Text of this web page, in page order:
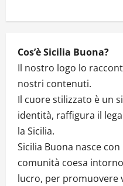
Cos’è Sicilia Buona?
Il nostro logo lo
nostri contenuti.
Il cuore stilizzato è un
identità, raffigura il
la Sicilia.
Sicilia Buona nasce
comunità coesa
lucro, per promuovere